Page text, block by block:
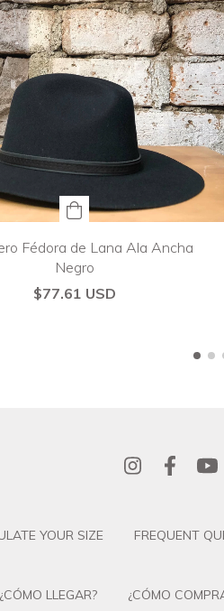
Fédora de Lana Ala Ancha
Negro
$77.61 USD
YOUR SIZE FREQUENT
¿CÓMO LLEGAR? ¿CÓMO